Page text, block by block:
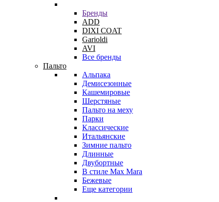
Бренды
ADD
DIXI COAT
Garioldi
AVI
Все бренды
Пальто
Альпака
Демисезонные
Кашемировые
Шерстяные
Пальто на меху
Парки
Классические
Итальянские
Зимние пальто
Длинные
Двубортные
В стиле Max Mara
Бежевые
Еще категории